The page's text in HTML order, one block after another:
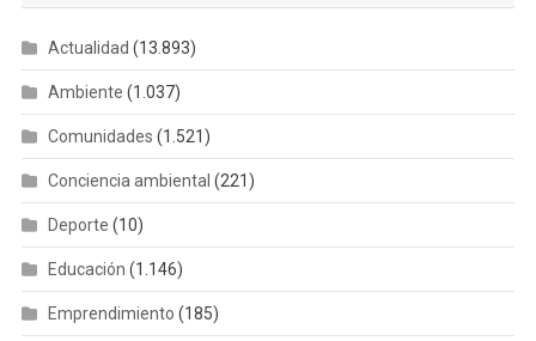
Actualidad (13.893)
Ambiente (1.037)
Comunidades (1.521)
Conciencia ambiental (221)
Deporte (10)
Educación (1.146)
Emprendimiento (185)